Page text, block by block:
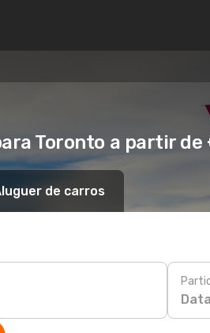
Toronto a partir
de carros
Data